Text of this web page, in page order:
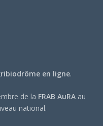
en ligne.
de la FRAB AuRA au
national.